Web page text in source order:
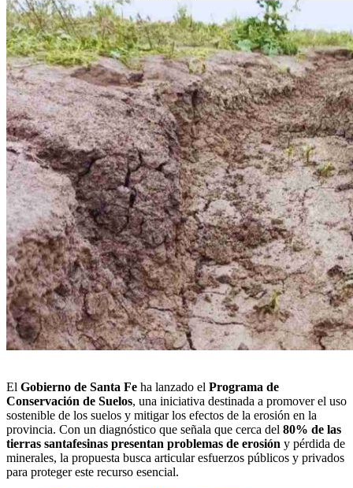
El Gobierno de Santa Fe ha lanzado el Programa de
Conservación de Suelos, una iniciativa destinada a promover el uso
sostenible de los suelos y mitigar los efectos de la erosión en la
provincia. Con un diagnóstico que señala que cerca del 80% de las
tierras santafesinas presentan problemas de erosión y pérdida de
minerales, la propuesta busca articularesfuerzos públicos y privados
para proteger este recurso esencial.